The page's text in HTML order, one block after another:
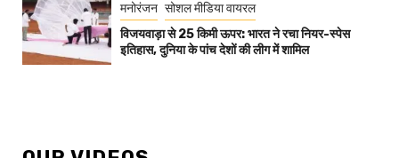
मनोरंजन सोशल मीडिया वायरल
विजयवाड़ा से 25 किमी ऊपर: भारत ने रचा नियर-स्पेस
इतिहास, दुनिया के पांच देशों की लीग में शामिल